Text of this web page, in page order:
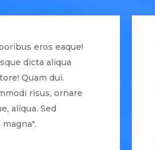
eros eaque!
dicta aliqua
Quam dui.
risus, ornare
aliqua. Sed